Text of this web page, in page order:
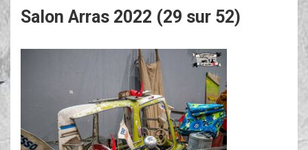
Salon Arras 2022 (29 sur 52)